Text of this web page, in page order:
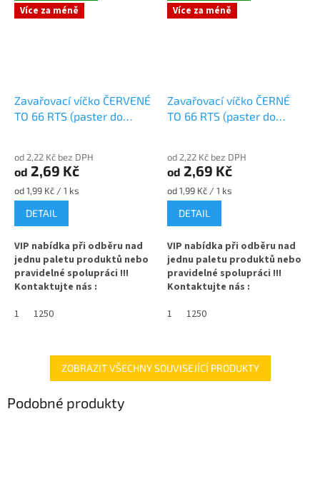
Více za méně
Zavařovací víčko ČERVENÉ
TO 66 RTS (paster do
od 2,22 Kč bez DPH
od 2,69 Kč
Měrná
cena:
od 1,99 Kč / 1 ks
DETAIL
VIP nabídka při odběru nad
jednu paletu produktů nebo
pravidelné spolupráci !!!
Kontaktujte nás :
✅ Šroubovací víčko pro snadné
otevření sklenice
✅ Různé varianty víček TO 66
1 1250
Více za méně
Zavařovací víčko ČERNÉ
TO 66 RTS (paster do
od 2,22 Kč bez DPH
od 2,69 Kč
Měrná
cena:
od 1,99 Kč / 1 ks
DETAIL
VIP nabídka při odběru nad
jednu paletu produktů nebo
pravidelné spolupráci !!!
Kontaktujte nás :
✅ Šroubovací víčko pro snadné
otevření sklenice
1 1250
ZOBRAZIT VŠECHNY SOUVISEJÍCÍ PRODUKTY
Podobné produkty